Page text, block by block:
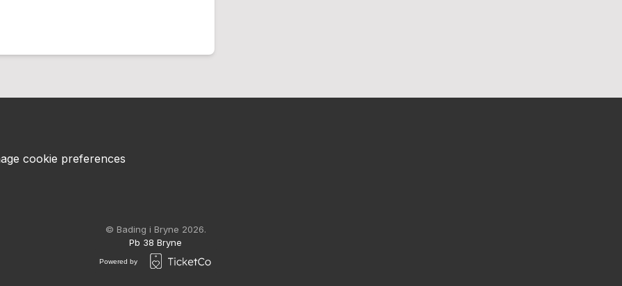
cookie preferences
© Bading i Bryne 2026.
Pb 38 Bryne
Powered by